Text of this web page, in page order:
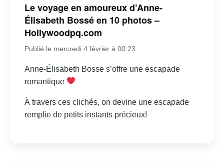
Le voyage en amoureux d’Anne-
Élisabeth Bossé en 10 photos –
Hollywoodpq.com
Publié le mercredi 4 février à 00:23
Anne-Élisabeth Bosse s’offre une escapade
romantique
À travers ces clichés, on devine une escapade
remplie de petits instants précieux!